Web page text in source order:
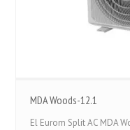
MDA Woods-12.1
El Eurom Split AC MDA